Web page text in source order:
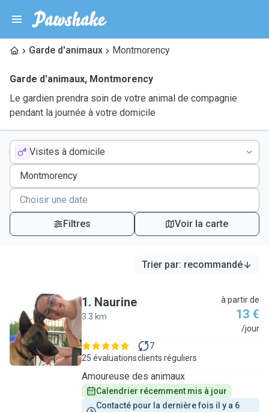
Garde d'animaux Montmorency
Garde d'animaux, Montmorency
Le gardien prendra soin de votre animal de compagnie
pendant la journée à votre domicile
Visites à domicile
Filtres Voir la carte
Trier par: recommandé
N
1. Naurine
3.3 km
à partir de
13 €
/jour
25 évaluations
7
clients réguliers
Amoureuse des animaux
Calendrier récemment mis à jour
Contacté pour la dernière fois il y a 6